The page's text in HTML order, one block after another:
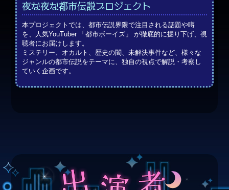
夜な夜な都市伝説プロジェクト
本プロジェクトでは、都市伝説界隈で注目される話題や噂
を、人気YouTuber 「都市ボーイズ」 が徹底的に掘り下げ、視
聴者にお届けします。
ミステリー、オカルト、歴史の闇、未解決事件など、様々な
ジャンルの都市伝説をテーマに、独自の視点で解説・考察し
ていく企画です。